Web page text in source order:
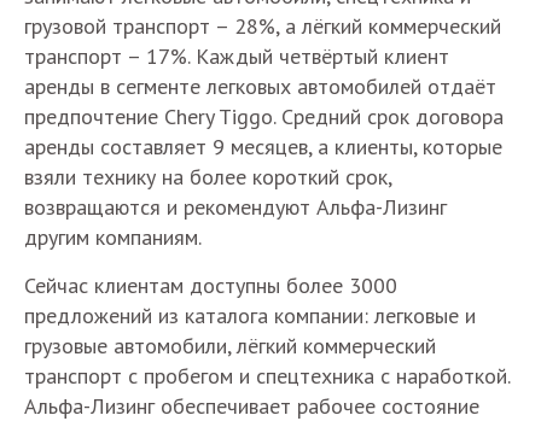
грузовой транспорт – 28%, а лёгкий коммерческий
транспорт – 17%. Каждый четвёртый клиент
аренды в сегменте легковых автомобилей отдаёт
предпочтение Chery Tiggo. Средний срок договора
аренды составляет 9 месяцев, а клиенты, которые
взяли технику на более короткий срок,
возвращаются и рекомендуют Альфа-Лизинг
другим компаниям.
Сейчас клиентам доступны более 3000
предложений из каталога компании: легковые и
грузовые автомобили, лёгкий коммерческий
транспорт с пробегом и спецтехника с наработкой.
Альфа-Лизинг обеспечивает рабочее состояние